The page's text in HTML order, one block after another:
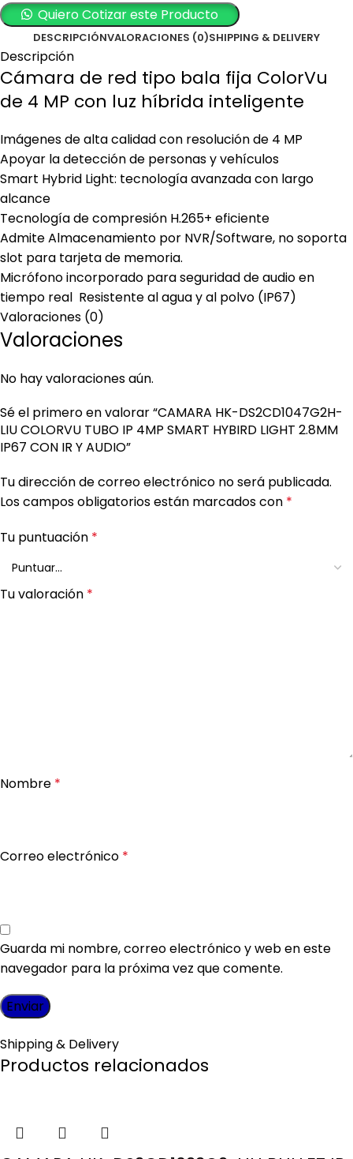
Quiero Cotizar este Producto
DESCRIPCIÓNVALORACIONES (0)SHIPPING & DELIVERY
Descripción
Cámara de red tipo bala fija ColorVu
de 4 MP con luz híbrida inteligente
Imágenes de alta calidad con resolución de 4 MP
Apoyar la detección de personas y vehículos
Smart Hybrid Light: tecnología avanzada con largo
alcance
Tecnología de compresión H.265+ eficiente
Admite Almacenamiento por NVR/Software, no soporta
slot para tarjeta de memoria.
Micrófono incorporado para seguridad de audio en
tiempo real Resistente al agua y al polvo (IP67)
Valoraciones (0)
Valoraciones
No hay valoraciones aún.
Sé el primero en valorar “CAMARA HK-DS2CD1047G2H-
LIU COLORVU TUBO IP 4MP SMART HYBIRD LIGHT 2.8MM
IP67 CON IR Y AUDIO”
Tu dirección de correo electrónico no será publicada.
Los campos obligatorios están marcados con *
Tu puntuación *
Tu valoración *
Nombre *
Correo electrónico *
Guarda mi nombre, correo electrónico y web en este
navegador para la próxima vez que comente.
Shipping & Delivery
Productos relacionados